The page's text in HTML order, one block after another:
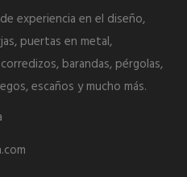
experiencia en el diseño,
puertas en metal,
barandas, pérgolas,
escaños y mucho más.